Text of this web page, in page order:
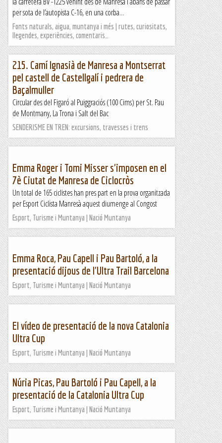
km) Desnivell: 95 m (acumulat) ...
Maifemcim.cat
per sota de l’autopista C-16, en una corba...
Fonts naturals, aigua, muntanya i més | rutes, curiositats,
llegendes, experiències, comentaris…
215. Camí Ignasià de Manresa a Montserrat
pel castell de Castellgalí i pedrera de
Baçalmuller
Circular des del Figaró al Puiggraciós (100 Cims) per St. Pau
de Montmany, La Trona i Salt del Bac
SENDERISME EN TREN: excursions, travesses i trens
Emma Roger i Tomi Misser s'imposen en el
7è Ciutat de Manresa de Ciclocròs
Un total de 165 ciclistes han pres part en la prova organitzada
per Esport Ciclista Manresà aquest diumenge al Congost
Esport, Turisme i Muntanya | Nació Muntanya
Emma Roca, Pau Capell i Pau Bartoló, a la
presentació dijous de l'Ultra Trail Barcelona
Esport, Turisme i Muntanya | Nació Muntanya
El vídeo de presentació de la nova Catalonia
Ultra Cup
Esport, Turisme i Muntanya | Nació Muntanya
Núria Picas, Pau Bartoló i Pau Capell, a la
presentació de la Catalonia Ultra Cup
Esport, Turisme i Muntanya | Nació Muntanya